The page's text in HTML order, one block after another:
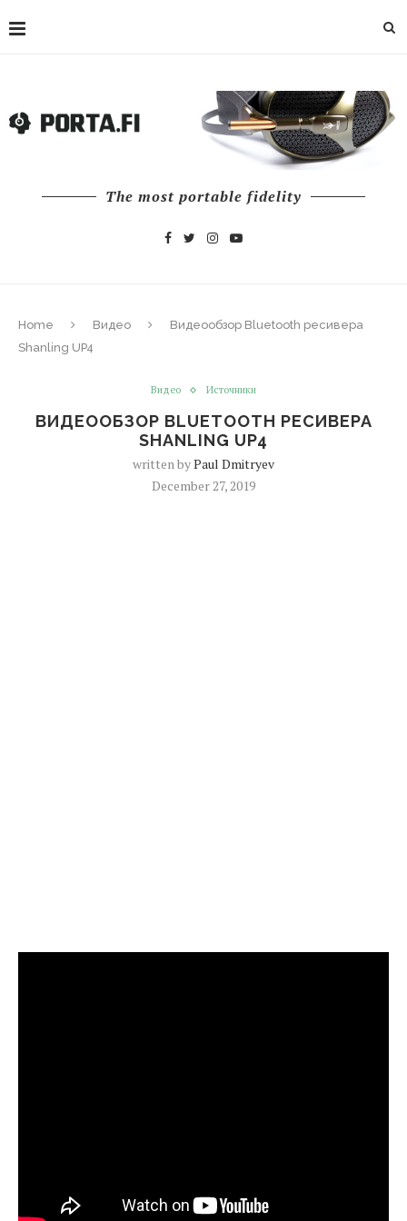
The most portable fidelity
Home Видео
Видеообзор Bluetooth ресивера
Shanling UP4
Видео Источники
ВИДЕООБЗОР BLUETOOTH РЕСИВЕРА
SHANLING UP4
written byPaul Dmitryev
December 27, 2019